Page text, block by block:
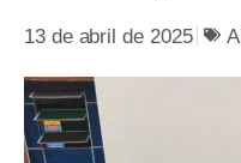
13 de abril de 2025